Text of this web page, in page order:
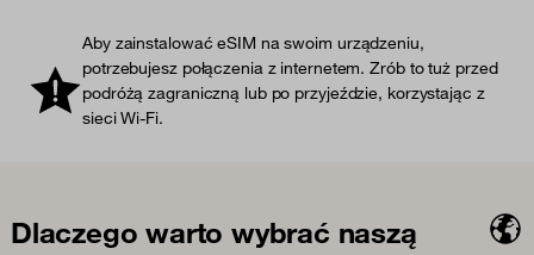
Aby zainstalować eSIM na swoim urządzeniu,
potrzebujesz połączenia z internetem. Zrób to tuż przed
podróżą zagraniczną lub po przyjeździe, korzystając z
sieci Wi-Fi.
Dlaczego warto wybrać naszą